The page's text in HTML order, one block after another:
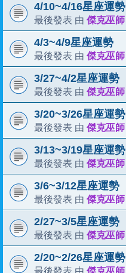
4/10~4/16星座運勢
最後發表 由 傑克巫師
4/3~4/9星座運勢
最後發表 由 傑克巫師
3/27~4/2星座運勢
最後發表 由 傑克巫師
3/20~3/26星座運勢
最後發表 由 傑克巫師
3/13~3/19星座運勢
最後發表 由 傑克巫師
3/6~3/12星座運勢
最後發表 由 傑克巫師
2/27~3/5星座運勢
最後發表 由 傑克巫師
2/20~2/26星座運勢
傑克巫師